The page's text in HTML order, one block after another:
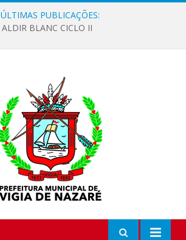
ÚLTIMAS PUBLICAÇÕES:
ALDIR BLANC CICLO II